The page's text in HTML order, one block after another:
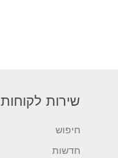
שירות לקוחות
חיפוש
חדשות